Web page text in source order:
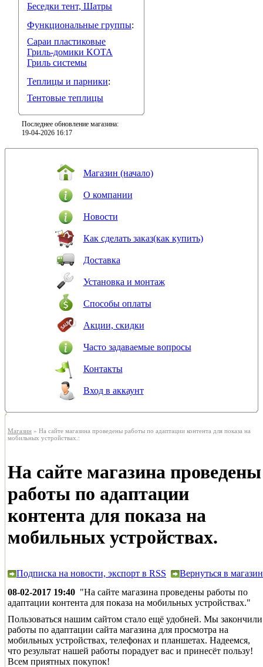
Беседки тент, Шатры
Функциональные группы:
Сараи пластиковые
Гриль-домики KOTA
Гриль системы
Теплицы и парники:
Тентовые теплицы
Последнее обновление магазина:
19-04-2026 16:17
Магазин (начало)
О компании
Новости
Как сделать заказ(как купить)
Доставка
Установка и монтаж
Способы оплаты
Акции, скидки
Часто задаваемые вопросы
Контакты
Вход в аккаунт
Магазин » На сайте магазина проведены работы по адаптации контента для показа на
мобильных устройствах.:
На сайте магазина проведены
работы по адаптации
контента для показа на
мобильных устройствах.
Подписка на новости, экспорт в RSS
Вернуться в магазин
08-02-2017 19:40 "На сайте магазина проведены работы по
адаптации контента для показа на мобильных устройствах."
Пользоваться нашим сайтом стало ещё удобней. Мы закончили
работы по адаптации сайта магазина для просмотра на
мобильных устройствах, телефонах и планшетах. Надеемся,
что результат нашей работы порадует вас и принесёт пользу!
Всем приятных покупок!